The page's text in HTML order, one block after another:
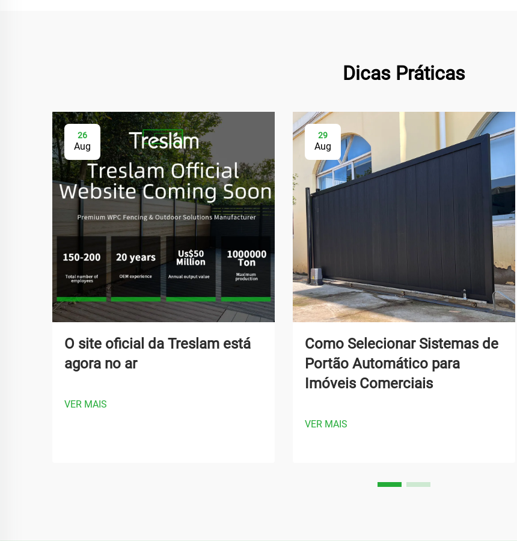
Dicas Práticas
26
Aug
O site oficial da Treslam está
agora no ar
VER MAIS
29
Aug
Como Selecionar Sistemas de
Portão Automático para
Imóveis Comerciais
VER MAIS